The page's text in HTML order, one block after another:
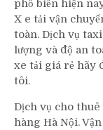
phổ biến hiện
X e tải vận
toàn. Dịch vụ
lượng và độ an
xe tải giá rẻ hãy
tôi.
Dịch vụ cho
hàng Hà Nội.